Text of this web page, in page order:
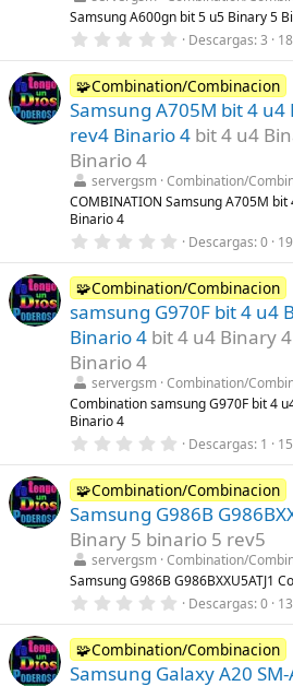
l
a
(
s
)
Samsung A600gn bit 5 u5 Binary 5
0
0
0
e
s
t
r
l
l
a
s
Descargas 3
🧩Combination/Combinacion
Samsung A705M bit 4
rev4 Binario 4 bit 4 u4
Binario 4
servergsm Combination/
COMBINATION Samsung A705M
Binario 4
0
0
0
e
s
t
r
l
l
a
s
Descargas 0
🧩Combination/Combinacion
samsung G970F bit 4 u4
Binario 4 bit 4 u4 Binary
Binario 4
servergsm Combination/
Combination samsung G970F bit 4
Binario 4
0
0
0
e
s
t
r
e
l
a
(
s
)
Descargas 1
🧩Combination/Combinacion
Samsung G986B
Binary 5 binario 5 rev5
servergsm Combination/
Samsung G986B G986BXXU5ATJ1
0
0
0
e
s
Descargas 0
🧩Combination/Combinacion
Samsung Galaxy A20